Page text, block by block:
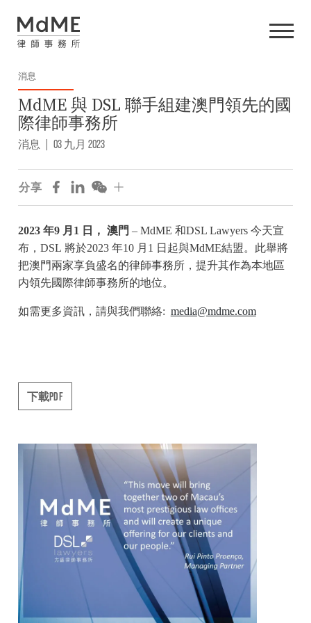
消息
MdME 與 DSL 聯手組建澳門領先的國
際律師事務所
消息 | 03 九月 2023
分享
2023 年9 月1 日， 澳門 – MdME 和DSL Lawyers 今天宣
布，DSL 將於2023 年10 月1 日起與MdME結盟。此舉將
把澳門兩家享負盛名的律師事務所，提升其作為本地區
内領先國際律師事務所的地位。
如需更多資訊，請與我們聯絡: media@mdme.com
下載PDF